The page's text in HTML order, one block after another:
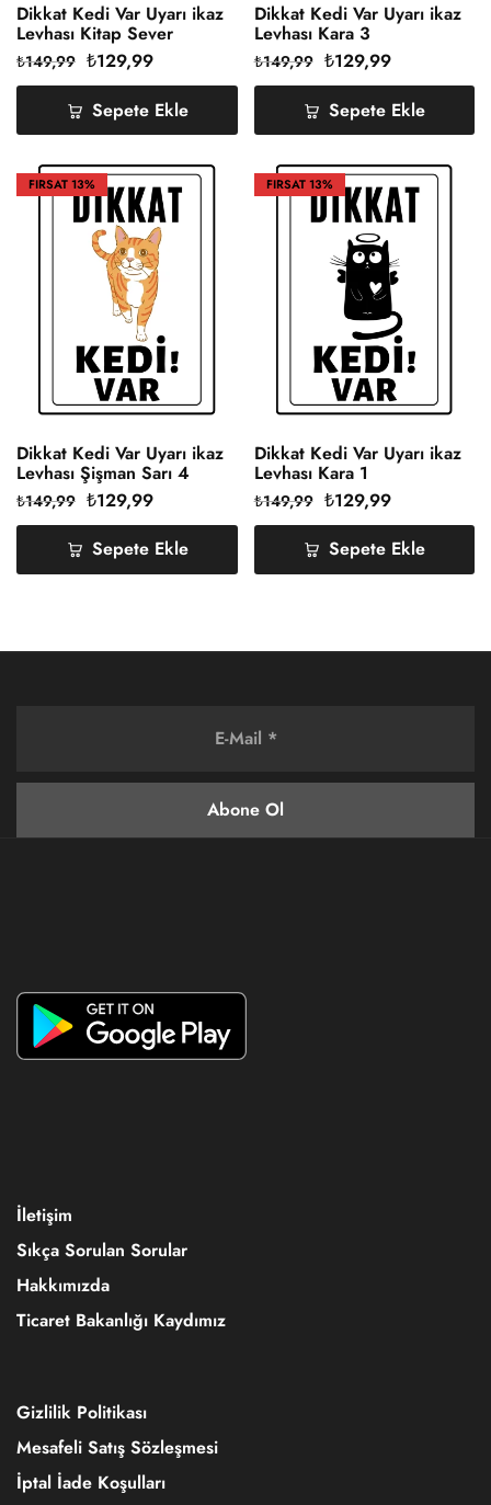
Dikkat Kedi Var Uyarı ikaz
Levhası Kitap Sever
₺149,99 ₺129,99
Sepete Ekle
Dikkat Kedi Var Uyarı ikaz
Levhası Kara 3
₺149,99 ₺129,99
Sepete Ekle
FIRSAT13%
Dikkat Kedi Var Uyarı ikaz
Levhası Şişman Sarı 4
₺149,99 ₺129,99
Sepete Ekle
FIRSAT13%
Dikkat Kedi Var Uyarı ikaz
Levhası Kara 1
₺149,99 ₺129,99
Sepete Ekle
İletişim
Sıkça Sorulan Sorular
Hakkımızda
Ticaret Bakanlığı Kaydımız
Gizlilik Politikası
Mesafeli Satış Sözleşmesi
İptal İade Koşulları